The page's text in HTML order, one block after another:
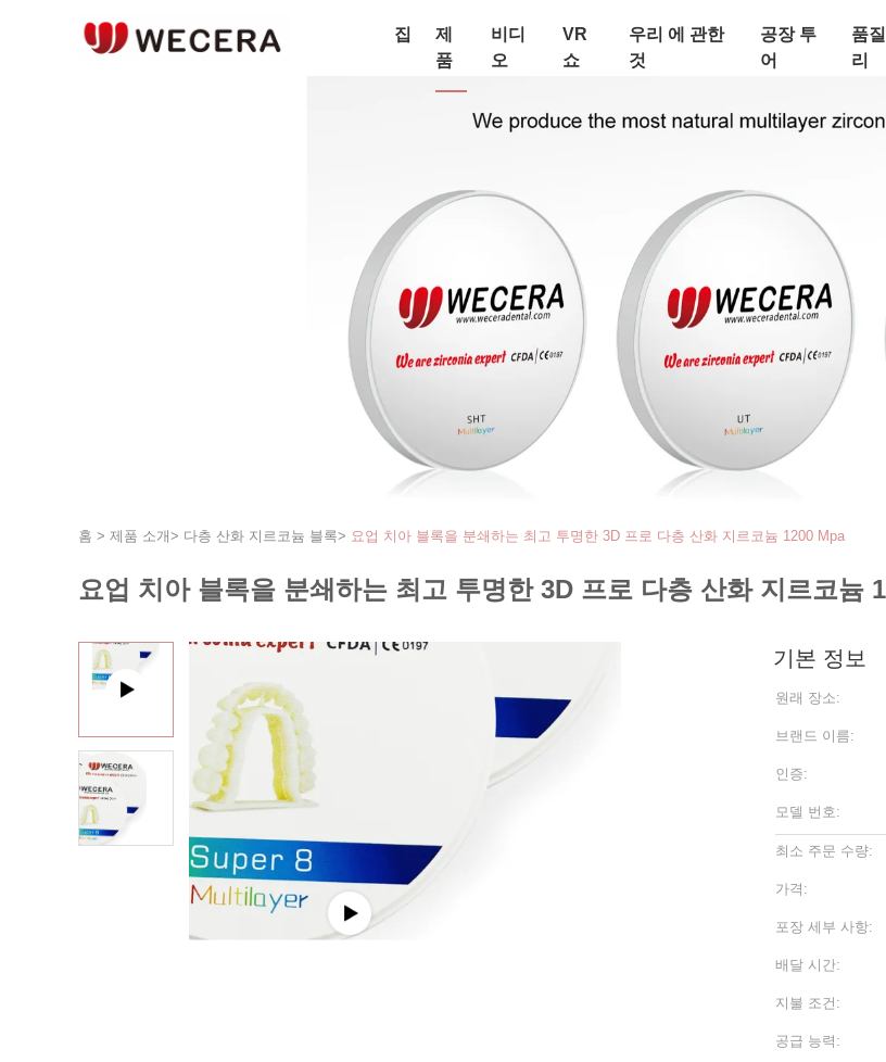
집
제
품
비디
오
VR
쇼
우리 에 관한
것
공장 투
어
품
리
홈 > 제품 소개> 다층 산화 지르코늄 블록> 요업 치아 블록을 분쇄하는 최고 투명한 3D 프로 다층 산화 지르코늄 1200 Mpa
요업 치아 블록을 분쇄하는 최고 투명한 3D 프로 다층 산화 지르코늄
기본 정보
원래 장소:
브랜드 이름:
인증:
모델 번호:
최소 주문 수량:
가격:
포장 세부 사항:
배달 시간:
지불 조건:
공급 능력: